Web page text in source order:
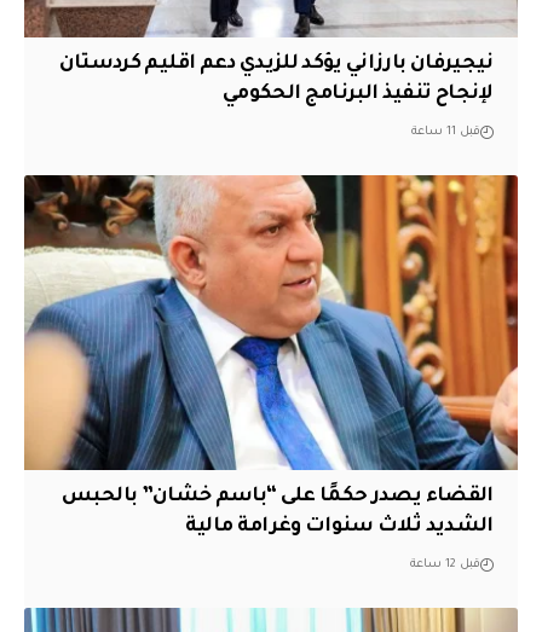
نيجيرفان بارزاني يؤكد للزيدي دعم اقليم ‏كردستان
لإنجاح تنفيذ البرنامج الحكومي
قبل 11 ساعة
القضاء يصدر حكمًا على “باسم خشان” بالحبس
الشديد ثلاث سنوات وغرامة مالية
قبل 12 ساعة